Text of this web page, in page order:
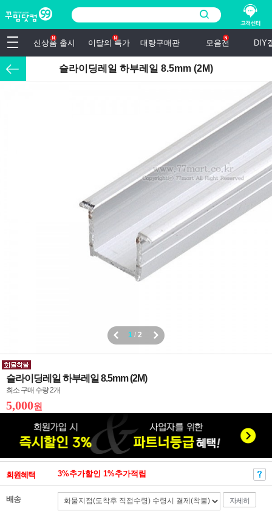
신상품 출시 이달의 특가 대량구매관 모음전 DIY
슬라이딩레일 하부레일 8.5mm (2M)
1 / 2
슬라이딩레일 하부레일 8.5mm (2M)
최소 구매 수량 2개
5,000원
회원혜택 3%추가할인 1%추가적립
배송 자세히